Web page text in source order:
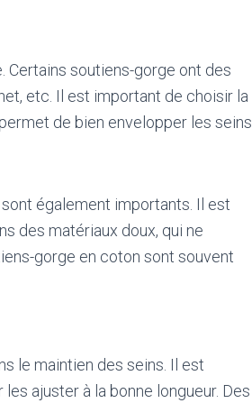
Certains soutiens-gorge ont des
etc. Il est important de choisir la
de bien envelopper les seins.
également importants. Il est
des matériaux doux, qui ne
gorge en coton sont souvent
le maintien des seins. Il est
ajuster à la bonne longueur. Des